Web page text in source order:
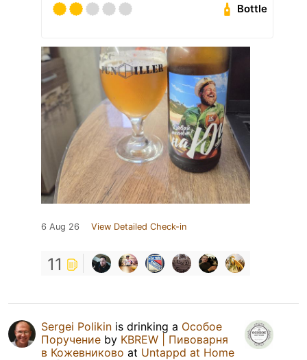
Bottle
6 Aug 26 View Detailed Check-in
11
Sergei Polikin is drinking a Особое
Поручение by KBREW | Пивоварня
в Кожевниково at Untappd at Home